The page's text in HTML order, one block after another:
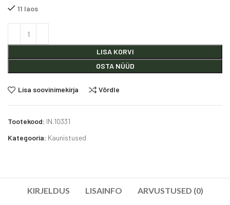
11 laos
LISA KORVI
OSTA NÜÜD
Lisa soovinimekirja Võrdle
Tootekood: IN.10331
Kategooria: Kaunistused
KIRJELDUS LISAINFO ARVUSTUSED (0)